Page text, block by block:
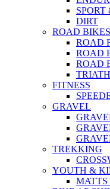
SPORT
DIRT
ROAD BIKES
ROAD
ROAD
ROAD
FITNESS
GRAVEL
TREKKING
YOUTH &
MATTS